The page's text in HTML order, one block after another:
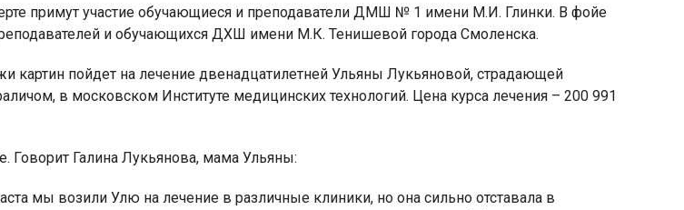
примут участие обучающиеся и преподаватели ДМШ № 1 имени М.И. Глинки. В фойе
и обучающихся ДХШ имени М.К. Тенишевой города Смоленска.
картин пойдет на лечение двенадцатилетней Ульяны Лукьяновой, страдающей
в московском Институте медицинских технологий. Цена курса лечения – 200 991
Говорит Галина Лукьянова, мама Ульяны:
мы возили Улю на лечение в различные клиники, но она сильно отставала в